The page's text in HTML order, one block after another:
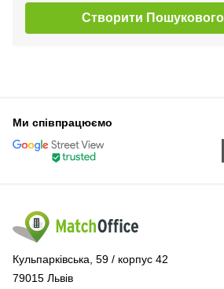
Створити
Ми співпрацюємо
Кульпарківська, 59 / корпус 42
79015 Львів